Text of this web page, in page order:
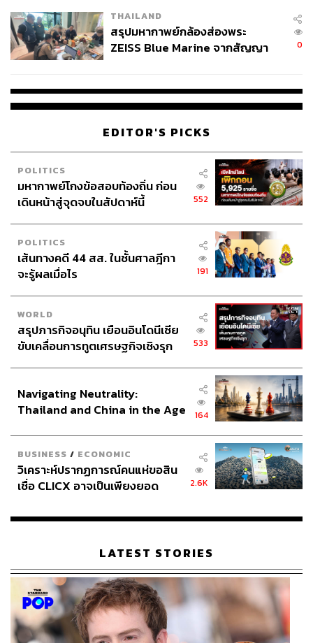
THAILAND
สรุปมหากาพย์กล้องส่องพระ
ZEISS Blue Marine จากสัญญา
จ่ายหนี้-แอบระบุแบรนด์
0
EDITOR'S PICKS
POLITICS
มหากาพย์โกงข้อสอบท้องถิ่น ก่อน
เดินหน้าสู่จุดจบในสัปดาห์นี้
552
POLITICS
เส้นทางคดี 44 สส. ในชั้นศาลฎีกา
จะรู้ผลเมื่อไร
191
WORLD
สรุปภารกิจอนุทิน เยือนอินโดนีเซีย
ขับเคลื่อนการทูตเศรษฐกิจเชิงรุก
533
Navigating Neutrality:
Thailand and China in the Age
164
BUSINESS / ECONOMIC
วิเคราะห์ปรากฏการณ์คนแห่ขอสิน
เชื่อ CLICX อาจเป็นเพียงยอด
เรือนไทยที่ถูกซุกไว้
2.6K
LATEST STORIES